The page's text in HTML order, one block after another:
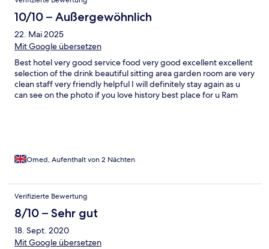
10/10 – Außergewöhnlich
22. Mai 2025
Mit Google übersetzen
Best hotel very good service food very good excellent excellent
selection of the drink beautiful sitting area garden room are very
clean staff very friendly helpful I will definitely stay again as u
can see on the photo if you love history best place for u Ram
Omed, Aufenthalt von 2 Nächten
Verifizierte Bewertung
8/10 – Sehr gut
18. Sept. 2020
Mit Google übersetzen